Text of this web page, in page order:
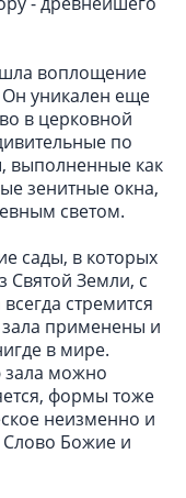
воплощение
уникален еще
в церковной
по
выполненные как
зенитные окна,
светом.
сады, в которых
Святой Земли, с
стремится
применены и
в мире.
зала можно
формы тоже
неизменно и
Божие и